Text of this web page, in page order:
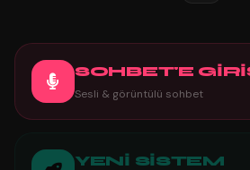
SOHBET'E
Sesli & görüntülü sohbet
YENİ SİSTEM